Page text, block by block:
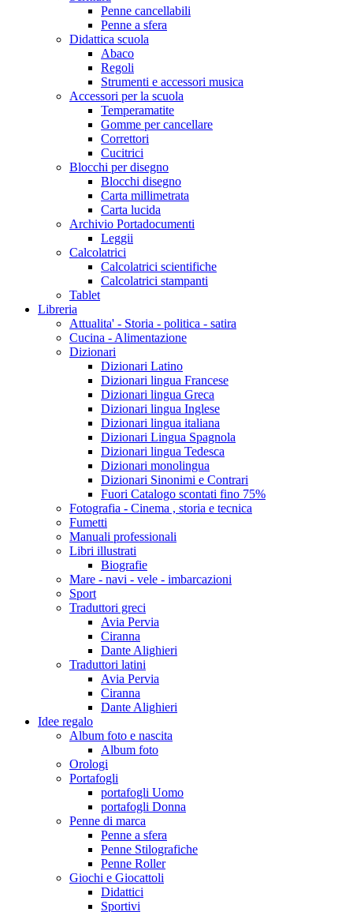
Penne cancellabili
Penne a sfera
Didattica scuola
Abaco
Regoli
Strumenti e accessori musica
Accessori per la scuola
Temperamatite
Gomme per cancellare
Correttori
Cucitrici
Blocchi per disegno
Blocchi disegno
Carta millimetrata
Carta lucida
Archivio Portadocumenti
Leggii
Calcolatrici
Calcolatrici scientifiche
Calcolatrici stampanti
Tablet
Libreria
Attualita' - Storia - politica - satira
Cucina - Alimentazione
Dizionari
Dizionari Latino
Dizionari lingua Francese
Dizionari lingua Greca
Dizionari lingua Inglese
Dizionari lingua italiana
Dizionari Lingua Spagnola
Dizionari lingua Tedesca
Dizionari monolingua
Dizionari Sinonimi e Contrari
Fuori Catalogo scontati fino 75%
Fotografia - Cinema , storia e tecnica
Fumetti
Manuali professionali
Libri illustrati
Biografie
Mare - navi - vele - imbarcazioni
Sport
Traduttori greci
Avia Pervia
Ciranna
Dante Alighieri
Traduttori latini
Avia Pervia
Ciranna
Dante Alighieri
Idee regalo
Album foto e nascita
Album foto
Orologi
Portafogli
portafogli Uomo
portafogli Donna
Penne di marca
Penne a sfera
Penne Stilografiche
Penne Roller
Giochi e Giocattoli
Didattici
Sportivi